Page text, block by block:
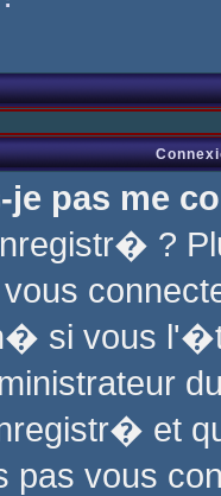
pas me
?
si vous
et
pas vous